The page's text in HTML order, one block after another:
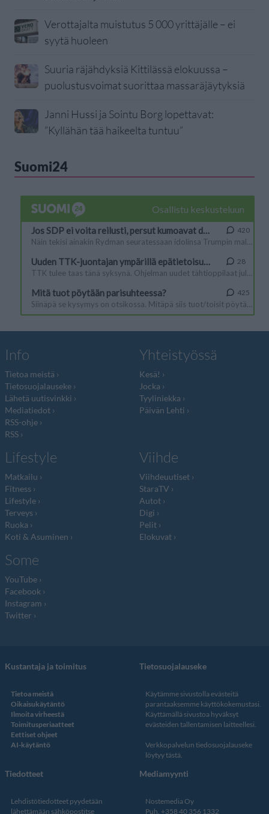
Verottajalta muistutus 5 000 yrittäjälle – ei
syytä huoleen
Suuria räjähdyksiä Kittilässä elokuussa –
puolustusvoimat suorittaa massaräjäytyksiä
Janni Hussi ja Sointu Borg lopettavat:
”Kyllähän tää haikeelta tuntuu”
Suomi24
Info
Tietoa meistä
Tietosuojalauseke
Lähetä uutisvinkki
Mediatiedot
RSS-ohje
RSS
Yhteistyössä
Kesä!
Jocka
Tyyliniekka
Päivän Lehti
Lifestyle
Matkailu
Fitness
Lifestyle
Terveys
Ruoka
Koti & Asuminen
Viihde
Viihdeuutiset
StaraTV
Autot
Digi
Pelit
Elokuvat
Some
YouTube
Facebook
Instagram
Twitter
Kustantaja ja toimitus
Tietoa meistä
Oikaisukäytäntö
Ilmoita virheestä
Toimitusperiaatteet
Eettiset ohjeet
AI-käytäntö
Tietosuojalauseke
Käytämme sivustolla evästeitä
parantaaksemme käyttökokemustasi.
Käyttämällä sivustoa hyväksyt
evästeiden tallentamisen laitteellesi.
Verkkopalvelun tiedosuojalauseke
löytyy tästä.
Tiedotteet
Lehdistötiedotteet pyydetään
lähettämään sähköpostitse
Mediamyynti
Nostemedia Oy
Puh. +358 40 356 1332